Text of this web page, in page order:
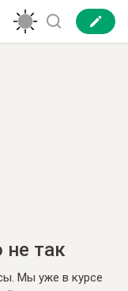
не так
Мы уже в курсе